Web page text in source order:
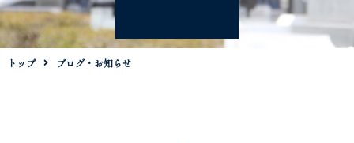
トップ ブログ・お知らせ